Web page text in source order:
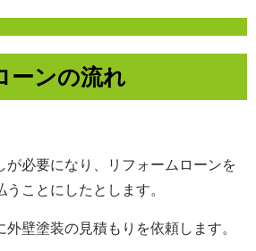
ーンの流れ
が必要になり、リフォームローンを
ことにしたとします。
外壁塗装の見積もりを依頼します。